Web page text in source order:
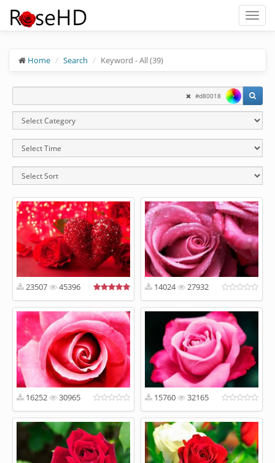
Toggle
Home Search Keyword - All (39)
#d80018
23507 45396 14024 27932
16252 30965 15760 32165